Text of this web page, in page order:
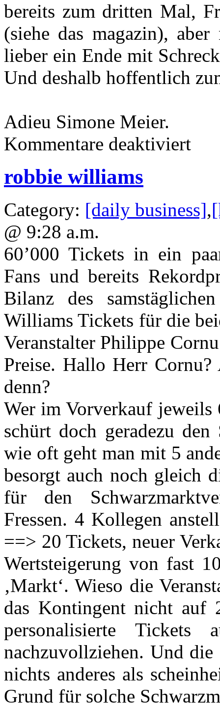
bereits zum dritten Mal,
(siehe das magazin),
lieber ein Ende mit
Und deshalb hoffentlich
Adieu Simone Meier.
Kommentare deaktiviert
robbie williams
Category: [daily business],
@ 9:28 a.m.
60’000 Tickets in ein
Fans und bereits
Bilanz des
Williams Tickets für die
Veranstalter Philippe
Preise. Hallo Herr
denn?
Wer im Vorverkauf
schürt doch geradezu
wie oft geht man mit 5
besorgt auch noch gleich
für den
Fressen. 4 Kollegen
==> 20 Tickets, neuer
Wertsteigerung von fast
‚Markt‘. Wieso die
das Kontingent nicht auf
personalisierte
nachzuvollziehen. Und
nichts anderes als
Grund für solche